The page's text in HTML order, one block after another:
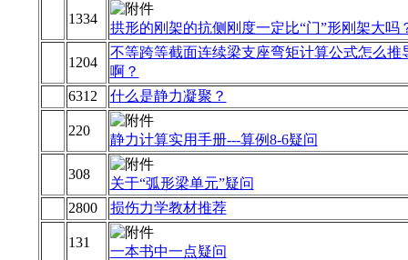
1334
拱形的刚架的抗侧刚度一定比“门”形刚架大吗
1204
不等跨等截面连续梁支座弯矩计算公式怎么推
啊？
6312
什么是静力凝聚？
220
静力计算实用手册---算例8-6疑问
308
关于“弧形梁单元”疑问
2800
损伤力学教材推荐
131
一本书中一点疑问